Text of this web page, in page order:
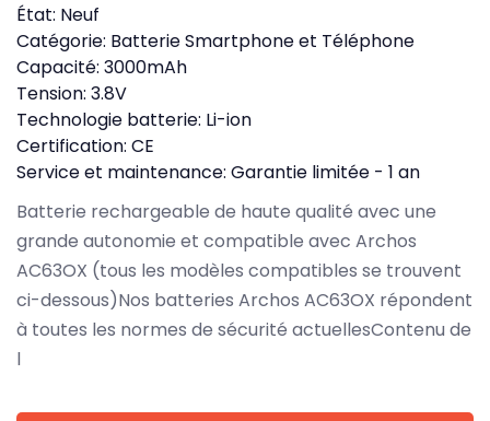
État: Neuf
Catégorie: Batterie Smartphone et Téléphone
Capacité: 3000mAh
Tension: 3.8V
Technologie batterie: Li-ion
Certification: CE
Service et maintenance: Garantie limitée - 1 an
Batterie rechargeable de haute qualité avec une
grande autonomie et compatible avec Archos
AC63OX (tous les modèles compatibles se trouvent
ci-dessous)Nos batteries Archos AC63OX répondent
à toutes les normes de sécurité actuellesContenu de
l